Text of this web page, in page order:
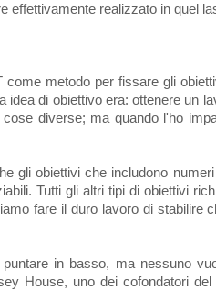
effettivamente realizzato in quel
metodo per fissare gli
di obiettivo era: ottenere un
diverse; ma quando l'ho
gli obiettivi che includono
Tutti gli altri tipi di obiettivi
fare il duro lavoro di stabilire
in basso, ma nessuno
House, uno dei cofondatori